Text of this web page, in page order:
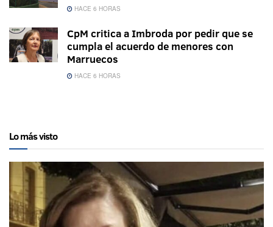
HACE 6 HORAS
CpM critica a Imbroda por pedir que se
cumpla el acuerdo de menores con
Marruecos
HACE 6 HORAS
Lo más visto